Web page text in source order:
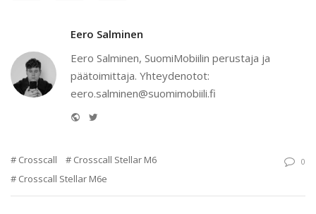
Eero Salminen
Eero Salminen, SuomiMobiilin perustaja ja
päätoimittaja. Yhteydenotot:
eero.salminen@suomimobiili.fi
Website
Crosscall
Crosscall Stellar M6
Crosscall Stellar M6e
0